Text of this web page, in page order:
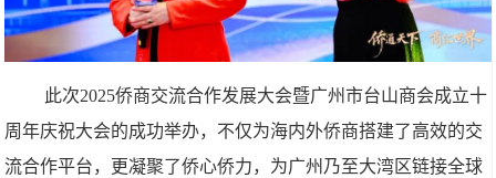
此次2025侨商交流合作发展大会暨广州市台山商会成立十
周年庆祝大会的成功举办，不仅为海内外侨商搭建了高效的交
流合作平台，更凝聚了侨心侨力，为广州乃至大湾区链接全球